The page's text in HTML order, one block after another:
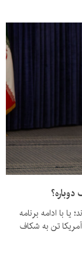
یا با ادامه برنامه
آمریکا تن به شکاف